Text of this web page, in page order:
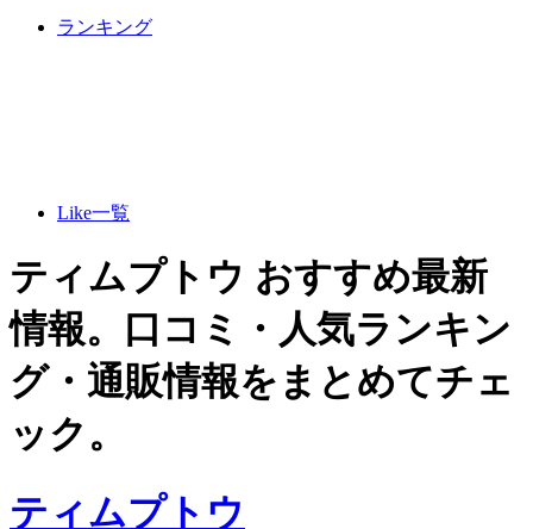
ランキング
Like一覧
ティムプトウ おすすめ最新
情報。口コミ・人気ランキン
グ・通販情報をまとめてチェ
ック。
ティムプトウ